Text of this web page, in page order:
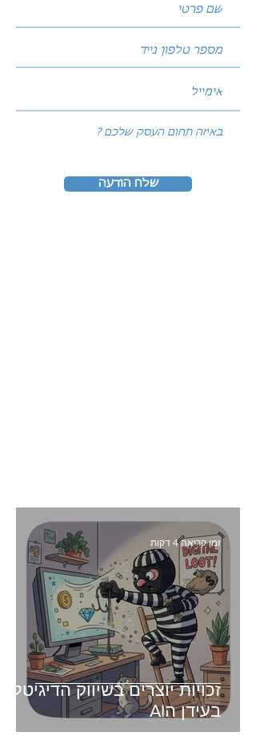
שלח הודעה
זכויות יוצרים בשיווק הדיגיטלי
בעידן הAI
זמן קריאה 4 דקות